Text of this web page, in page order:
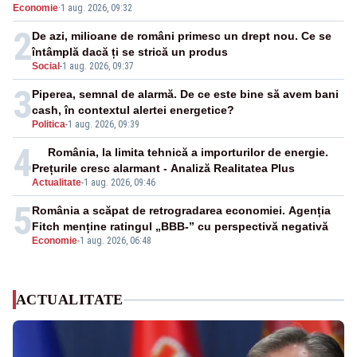
cunoscută de pe vremea lui Ceaușescu
Economie·1 aug. 2026, 09:32
2Social -1 aug. 2026, 09:37
De azi, milioane de români primesc un drept nou. Ce se
întâmplă dacă ți se strică un produs
3 Politica-1 aug. 2026, 09:39
Piperea, semnal de alarmă. De ce este bine să avem bani
cash, în contextul alertei energetice?
4Actualitate-1 aug. 2026, 09:46
România, la limita tehnică a importurilor de energie.
Prețurile cresc alarmant - Analiză Realitatea Plus
5 Economie-1 aug. 2026, 06:48
România a scăpat de retrogradarea economiei. Agenția
Fitch menține ratingul „BBB-” cu perspectivă negativă
ACTUALITATE